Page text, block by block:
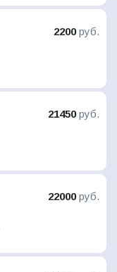
2200руб.
21450руб.
22000руб.